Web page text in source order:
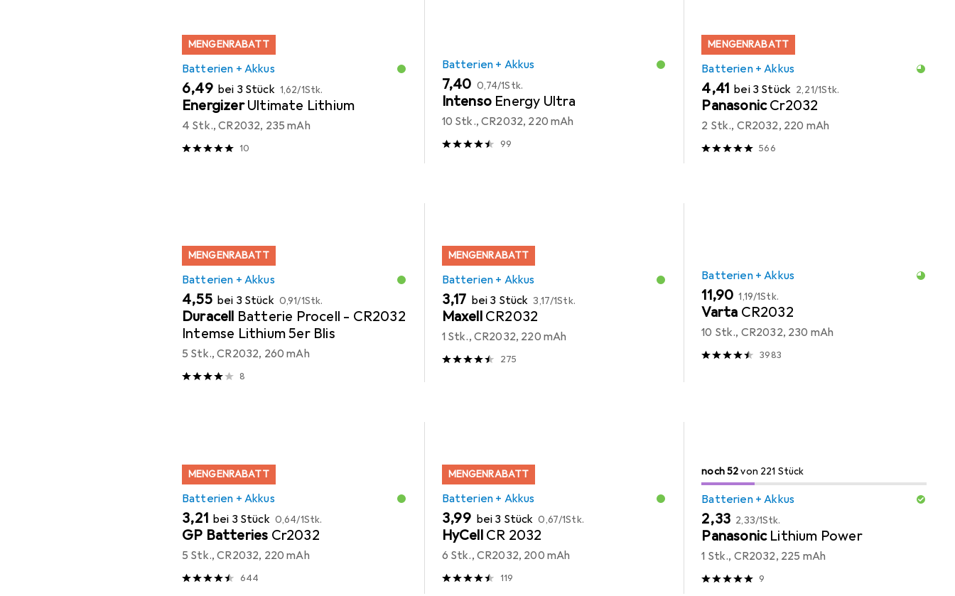
MENGENRABATT
Batterien + Akkus
EUR
6,49 bei 3 Stück EUR
1,62/1Stk.
Energizer Ultimate Lithium
4 Stk., CR2032, 235 mAh
10
Batterien + Akkus
EUR
7,40 EUR
0,74/1Stk.
Intenso Energy Ultra
10 Stk., CR2032, 220 mAh
99
MENGENRABATT
Batterien + Akkus
EUR
4,41 bei 3 Stück EUR
2,21/1Stk.
PanasonicCr2032
2 Stk., CR2032, 220 mAh
566
MENGENRABATT
Batterien + Akkus
EUR
4,55 bei 3 Stück EUR
0,91/1Stk.
Duracell Batterie Procell - CR2032
Intemse Lithium 5er Blis
5 Stk., CR2032, 260 mAh
8
MENGENRABATT
Batterien + Akkus
EUR
3,17 bei 3 Stück EUR
3,17/1Stk.
Maxell CR2032
1 Stk., CR2032, 220 mAh
275
Batterien + Akkus
EUR
11,90 EUR
1,19/1Stk.
Varta CR2032
10 Stk., CR2032, 230 mAh
3983
MENGENRABATT
Batterien + Akkus
EUR
3,21 bei 3 Stück EUR
0,64/1Stk.
GP Batteries Cr2032
5 Stk., CR2032, 220 mAh
644
MENGENRABATT
Batterien + Akkus
EUR
3,99 bei 3 Stück EUR
0,67/1Stk.
HyCell CR 2032
6 Stk., CR2032, 200 mAh
119
52/ 221
52von 221 Stück
noch 52 von 221 Stück
Batterien + Akkus
EUR
2,33 EUR
2,33/1Stk.
Panasonic Lithium Power
1 Stk., CR2032, 225 mAh
9